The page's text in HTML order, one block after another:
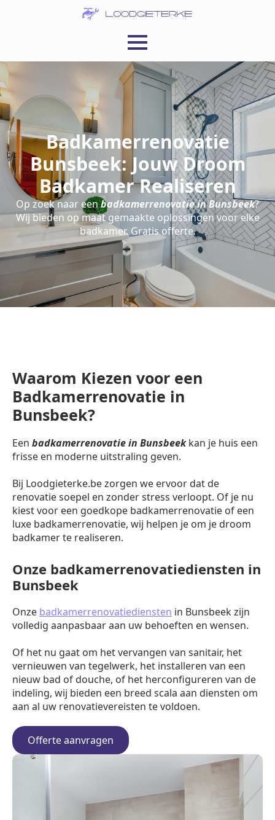
Badkamerrenovatie
Bunsbeek: Jouw Droom
Badkamer Realiseren
Op zoek naar eenbadkamerrenovatie in Bunsbeek?
Wij bieden op maat gemaakte oplossingen voor elke
badkamer. Gratis offerte.
Waarom Kiezen voor een
Badkamerrenovatie in
Bunsbeek?
Een badkamerrenovatie in Bunsbeekkan je huis een
frisse en moderne uitstraling geven.
Bij Loodgieterke.be zorgen we ervoor dat de
renovatie soepel en zonder stress verloopt. Of je nu
kiest voor een goedkope badkamerrenovatie of een
luxe badkamerrenovatie, wij helpen je om je droom
badkamer te realiseren.
Onze badkamerrenovatiediensten in
Bunsbeek
Onze badkamerrenovatiediensten in Bunsbeek zijn
volledig aanpasbaar aan uw behoeften en wensen.
Of het nu gaat om het vervangen van sanitair, het
vernieuwen van tegelwerk, het installeren van een
nieuw bad of douche, of het herconfigureren van de
indeling, wij bieden een breed scala aan diensten om
aan al uw renovatievereisten te voldoen.
Offerte aanvragen